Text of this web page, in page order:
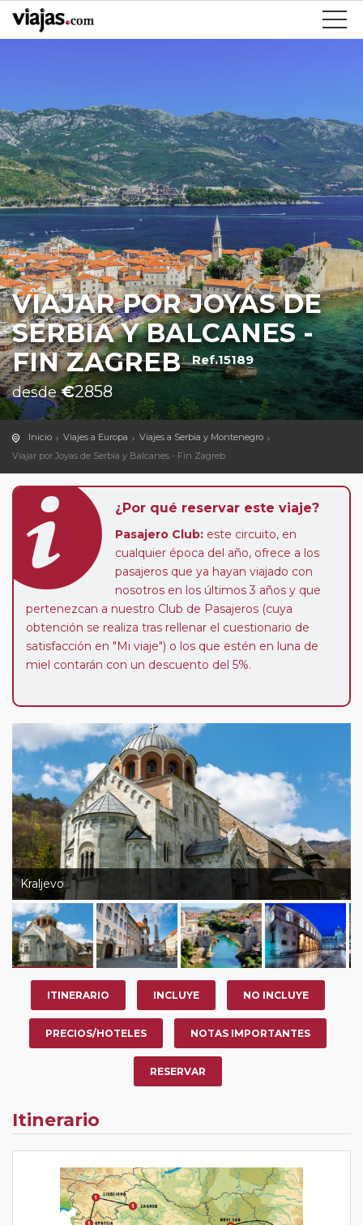
VIAJAR POR JOYAS DE
SERBIA Y BALCANES -
FIN ZAGREB Ref.15189
desde€2858
Inicio Viajes a Europa
Viajes a Serbia y Montenegro
Viajar por Joyas de Serbia y Balcanes - Fin Zagreb
¿Por qué reservar este viaje?
Pasajero Club: este circuito, en
cualquier época del año, ofrece a los
pasajeros que ya hayan viajado con
nosotros en los últimos 3 años y que
pertenezcan a nuestro Club de Pasajeros (cuya
obtención se realiza tras rellenar el cuestionario de
satisfacción en "Mi viaje") o los que estén en luna de
miel contarán con un descuento del 5%.
Kraljevo
ITINERARIO INCLUYE NO INCLUYE
PRECIOS/HOTELES NOTAS IMPORTANTES
RESERVAR
Itinerario